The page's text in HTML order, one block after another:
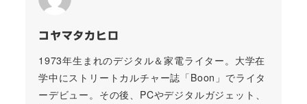
コヤマタカヒロ
1973年生まれのデジタル＆家電ライター。大学在
学中にストリートカルチャー誌「Boon」でライタ
ーデビュー。その後、PCやデジタルガジェット、